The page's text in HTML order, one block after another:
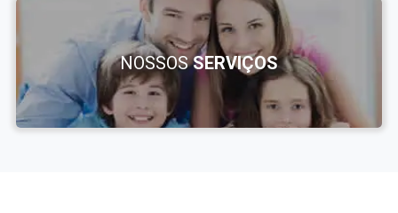
NOSSOSSERVIÇOS